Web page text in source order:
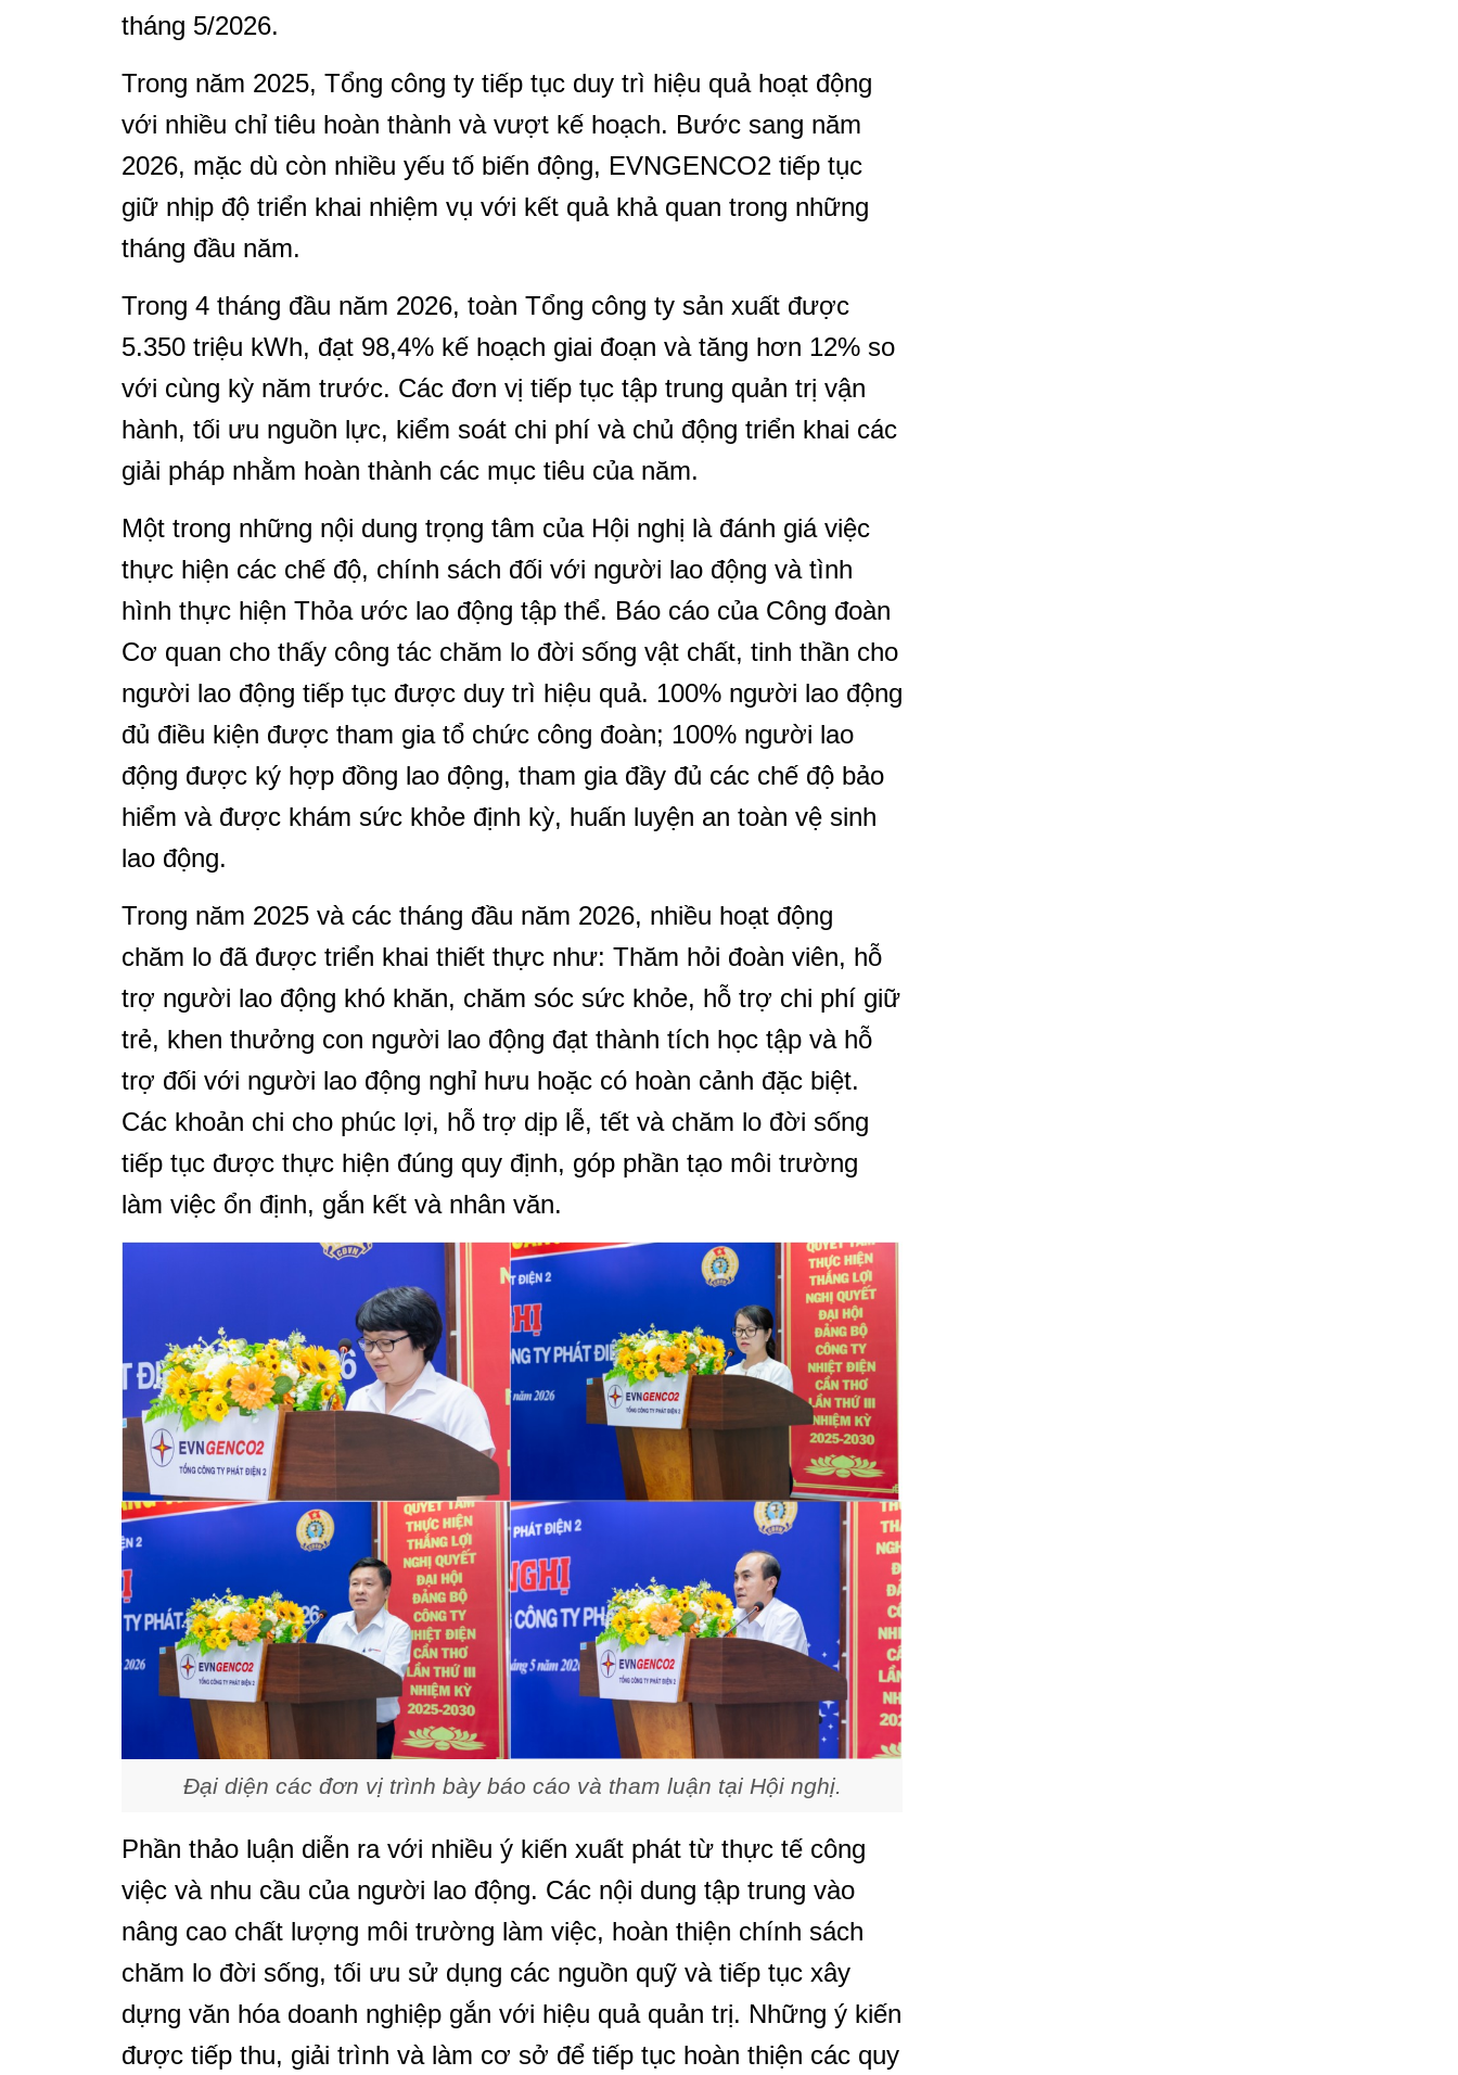
tháng 5/2026.
Trong năm 2025, Tổng công ty tiếp tục duy trì hiệu quả hoạt động
với nhiều chỉ tiêu hoàn thành và vượt kế hoạch. Bước sang năm
2026, mặc dù còn nhiều yếu tố biến động, EVNGENCO2 tiếp tục
giữ nhịp độ triển khai nhiệm vụ với kết quả khả quan trong những
tháng đầu năm.
Trong 4 tháng đầu năm 2026, toàn Tổng công ty sản xuất được
5.350 triệu kWh, đạt 98,4% kế hoạch giai đoạn và tăng hơn 12% so
với cùng kỳ năm trước. Các đơn vị tiếp tục tập trung quản trị vận
hành, tối ưu nguồn lực, kiểm soát chi phí và chủ động triển khai các
giải pháp nhằm hoàn thành các mục tiêu của năm.
Một trong những nội dung trọng tâm của Hội nghị là đánh giá việc
thực hiện các chế độ, chính sách đối với người lao động và tình
hình thực hiện Thỏa ước lao động tập thể. Báo cáo của Công đoàn
Cơ quan cho thấy công tác chăm lo đời sống vật chất, tinh thần cho
người lao động tiếp tục được duy trì hiệu quả. 100% người lao động
đủ điều kiện được tham gia tổ chức công đoàn; 100% người lao
động được ký hợp đồng lao động, tham gia đầy đủ các chế độ bảo
hiểm và được khám sức khỏe định kỳ, huấn luyện an toàn vệ sinh
lao động.
Trong năm 2025 và các tháng đầu năm 2026, nhiều hoạt động
chăm lo đã được triển khai thiết thực như: Thăm hỏi đoàn viên, hỗ
trợ người lao động khó khăn, chăm sóc sức khỏe, hỗ trợ chi phí giữ
trẻ, khen thưởng con người lao động đạt thành tích học tập và hỗ
trợ đối với người lao động nghỉ hưu hoặc có hoàn cảnh đặc biệt.
Các khoản chi cho phúc lợi, hỗ trợ dịp lễ, tết và chăm lo đời sống
tiếp tục được thực hiện đúng quy định, góp phần tạo môi trường
làm việc ổn định, gắn kết và nhân văn.
Đại diện các đơn vị trình bày báo cáo và tham luận tại Hội nghị.
Phần thảo luận diễn ra với nhiều ý kiến xuất phát từ thực tế công
việc và nhu cầu của người lao động. Các nội dung tập trung vào
nâng cao chất lượng môi trường làm việc, hoàn thiện chính sách
chăm lo đời sống, tối ưu sử dụng các nguồn quỹ và tiếp tục xây
dựng văn hóa doanh nghiệp gắn với hiệu quả quản trị. Những ý kiến
được tiếp thu, giải trình và làm cơ sở để tiếp tục hoàn thiện các quy